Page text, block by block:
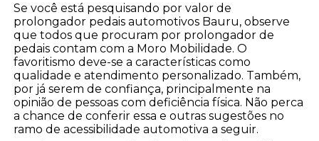
Se você está pesquisando por valor de
prolongador pedais automotivos Bauru, observe
que todos que procuram por prolongador de
pedais contam com a Moro Mobilidade. O
favoritismo deve-se a características como
qualidade e atendimento personalizado. Também,
por já serem de confiança, principalmente na
opinião de pessoas com deficiência física. Não perca
a chance de conferir essa e outras sugestões no
ramo de acessibilidade automotiva a seguir.